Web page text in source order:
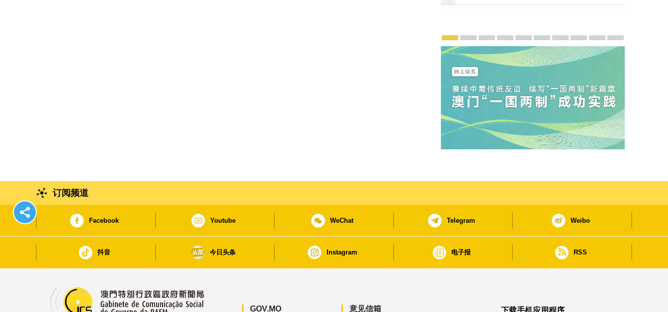
宣传及推广
赓续中葡传统友谊 续写“一国两制”新篇章 — 澳门“一国
澳门名片集
行政长官岑浩辉11月18日发表2026年施政报
施政特写澳门特别行政区经济和社会发展第
横琴粤澳深度合作区专题网站
施政小讲堂
走进澳门澳门相簿2020
《澳门微视
订阅频道
Facebook Youtube WeChat Telegram Weibo
抖音 今日头条 Instagram 电子报 RSS
GOV.MO 意见信箱 下载手机应用程序